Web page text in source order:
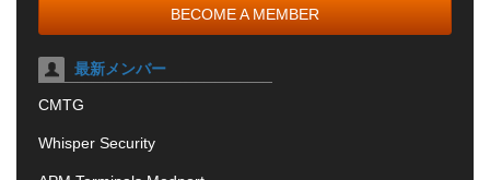
BECOME A MEMBER
最新メンバー
CMTG
Whisper Security